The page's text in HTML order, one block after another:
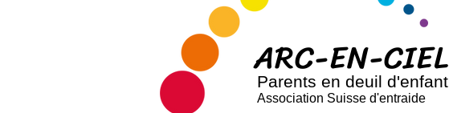
ARC-EN-CIEL
Parents en deuil d'enfant
Association Suisse d'entraide